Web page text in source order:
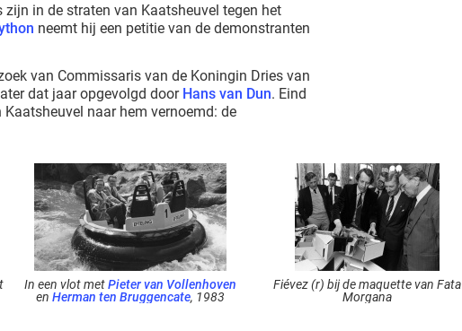
in de straten van Kaatsheuvel tegen het
neemt hij een petitie van de demonstranten
van Commissaris van de Koningin Dries van
dat jaar opgevolgd door Hans van Dun. Eind
naar hem vernoemd: de
In een vlot metPieter van Vollenhoven
enHerman ten Bruggencate, 1983
Fiévez (r) bij de maquette van Fata
Morgana